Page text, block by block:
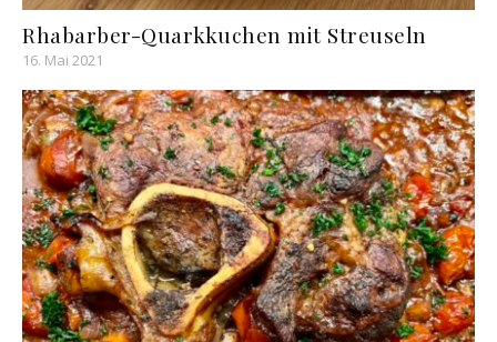
Rhabarber-Quarkkuchen mit Streuseln
16. Mai 2021